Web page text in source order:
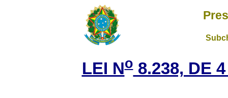
LEI No8.238, DE